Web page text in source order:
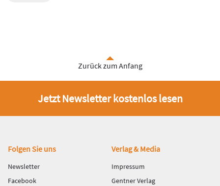
Zurück zum Anfang
Jetzt Newsletter kostenlos lesen
Fußbereich
Folgen Sie uns
Newsletter
Facebook
Verlag & Media
Impressum
Gentner Verlag